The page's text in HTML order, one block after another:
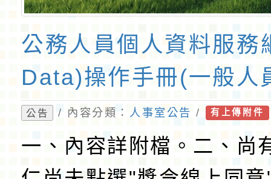
公務人員個人資料服務
Data)操作手冊(一般人
公告 / 內容分類： 人事室公告 / 有上傳附件
一、內容詳附檔。二、尚